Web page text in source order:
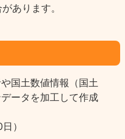
あります。
国土数値情報（国土
ータを加工して作成
）